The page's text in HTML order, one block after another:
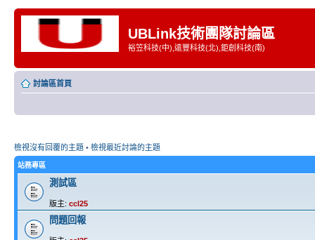
UBLink技術團隊討論區
裕笠科技(中),遠豐科技(北),鉅創科技(南)
討論區首頁
檢視沒有回覆的主題 • 檢視最近討論的主題
站務專區
測試區
版主: ccl25
問題回報